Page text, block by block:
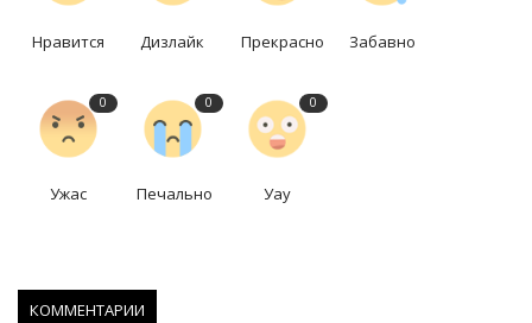
Нравится Дизлайк Прекрасно Забавно
0
Ужас
0
Печально
0
Уау
КОММЕНТАРИИ